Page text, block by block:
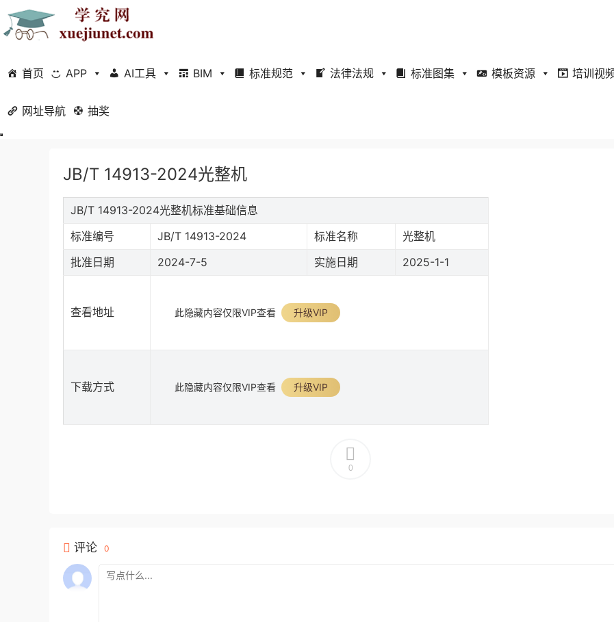
首页 APP AI工具 BIM 标准规范 法律法规 标准图集 模板资源 培训视
网址导航 抽奖
当前位置：首页
JB/T 14913-2024光整机
JB/T 14913-2024光整机标准基础信息
标准编号
JB/T 14913-2024 标准名称
光整机
批准日期
2024-7-5 实施日期 2025-1-1
查看地址 此隐藏内容仅限VIP查看 升级VIP
下载方式 此隐藏内容仅限VIP查看 升级VIP
0
评论 0